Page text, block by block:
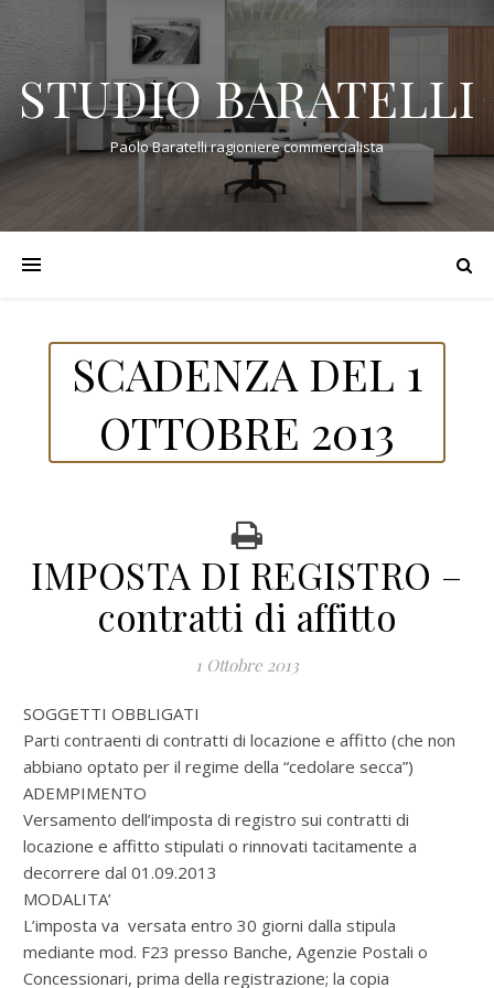
STUDIO BARATELLI
Paolo Baratelli ragioniere commercialista
SCADENZA DEL 1
OTTOBRE 2013
IMPOSTA DI REGISTRO –
contratti di affitto
1 Ottobre 2013
SOGGETTI OBBLIGATI
Parti contraenti di contratti di locazione e affitto (che non
abbiano optato per il regime della “cedolare secca”)
ADEMPIMENTO
Versamento dell’imposta di registro sui contratti di
locazione e affitto stipulati o rinnovati tacitamente a
decorrere dal 01.09.2013
MODALITA’
L’imposta va versata entro 30 giorni dalla stipula
mediante mod. F23 presso Banche, Agenzie Postali o
Concessionari, prima della registrazione; la copia